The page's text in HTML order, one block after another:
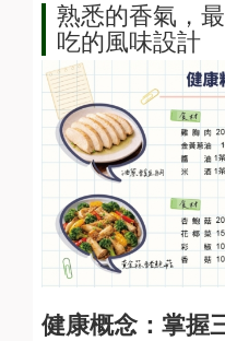
熟悉的香氣，
吃的風味設計
健康概念：掌握